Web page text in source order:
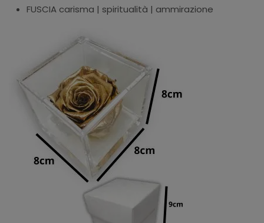
FUSCIA carisma | spiritualità | ammirazione